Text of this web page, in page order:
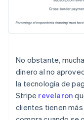
No obstante,
dinero al no
la tecnología de
Stripe revelaron
clientes tienen
Alemania
Deutsch English
Australia
English
Austria
DeutschEnglish